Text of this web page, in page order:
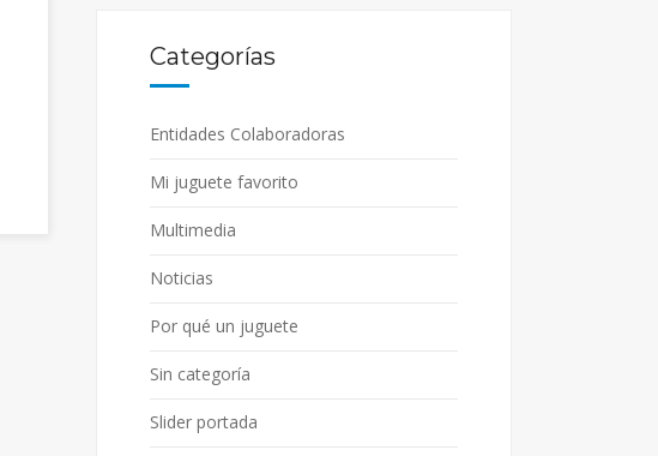
Categorías
Entidades Colaboradoras
Mi juguete favorito
Multimedia
Noticias
Por qué un juguete
Sin categoría
Slider portada